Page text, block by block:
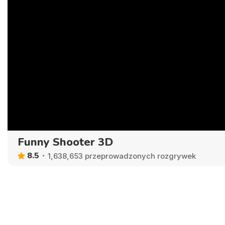
Funny Shooter 3D
8.5 1,638,653 przeprowadzonych rozgrywek